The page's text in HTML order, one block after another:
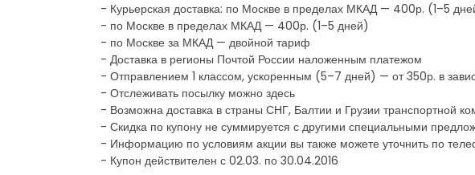
- Курьерская доставка: по Москве в пределах МКАД — 400р. (1–5
- по Москве в пределах МКАД — 400р. (1–5 дней)
- по Москве за МКАД — двойной тариф
- Доставка в регионы Почтой России наложенным платежом
- Отправлением 1 классом, ускоренным (5–7 дней) — от 350р. в
- Отслеживать посылку можно здесь
- Возможна доставка в страны СНГ, Балтии и Грузии транспортной
- Скидка по купону не суммируется с другими специальными
- Информацию по условиям акции вы также можете уточнить по
- Купон действителен с 02.03. по 30.04.2016